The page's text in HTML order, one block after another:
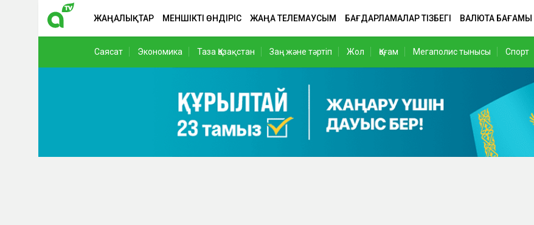
ЖАҢАЛЫҚТАР МЕНШІКТІ ӨНДІРІС ЖАҢА ТЕЛЕМАУСЫМ БАҒДАРЛАМАЛАР ТІЗБЕГІ ВАЛЮТА БАҒАМЫ
Саясат Экономика Таза Қазақстан Заң және тәртіп Жол Қоғам Мегаполис тынысы Спорт